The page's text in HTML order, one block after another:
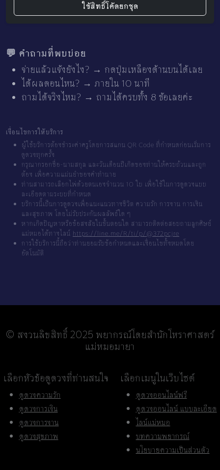
ใช้สิทธิ์โค้ดยกชุด
💬 คำถามที่พบบ่อย
จ่ายแล้วแจ้งยังไง? → กดปุ่มเหลืองด้านบนได้เลย
ได้ผลตอนไหน? → ภายใน 10 นาที
ถามได้จริงไหม? → ถามได้ครบทั้ง 8 ข้อเลยค่ะ
เงื่อนไขการให้บริการ
ผู้ใช้บริการต้องชำระค่าครูโดยการสแกน QR Code ที่กำหนดก่อนเริ่มการ
ดูดวงทุกครั้ง
กรุณากรอกชื่อ-นามสกุล และวันเดือนปีเกิดของท่านให้ครบถ้วนและถูก
ต้อง เพื่อความแม่นยำของคำทำนาย
ท่านสามารถเลือกไพ่ด้วยตนเองจำนวน 10 ใบ เพื่อใช้ในการดูดวงแบบ
ละเอียดตามระบบที่กำหนด
บริการนี้เป็นการดูดวงเพื่อแนะแนวทางชีวิต ความรัก การงาน การเงิน
และสุขภาพ โดยไม่รับประกันผลลัพธ์ใด ๆ
หากเกิดปัญหาหรือข้อสงสัยในขั้นตอนใด สามารถติดต่อสอบถามลูกศิษย์
แม่หมอได้ทางไลน์ https://line.me/R/ti/p/@372pcjre
การใช้บริการนี้ถือว่าท่านยอมรับข้อกำหนดและเงื่อนไขทั้งหมดโดย
อัตโนมัติ
© สงวนลิขสิทธิ์ 2025 พยากรณ์โดยสำนักโหราศาสตร์
แม่หมอมายา
เลือกหัวข้อดูดวงที่ท่านสนใจ
ดูดวงความรัก
ดูดวงการเงิน
ดูดวงการงาน
ดูดวงสุขภาพ
เลือกเมนูในเว็บไซต์
ดูดวงออนไลน์ฟรี
ดูดวงออนไลน์ แบบละเอียด
ไลน์แม่หมอ
บทความพยากรณ์
นโยบายความเป็นส่วนตัว